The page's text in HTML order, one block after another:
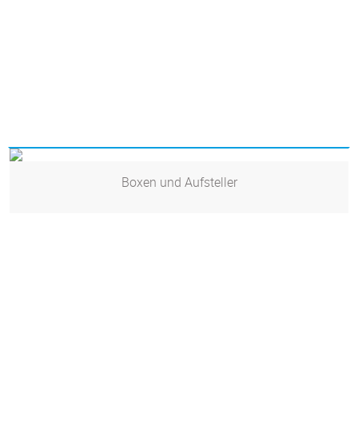
Boxen und Aufsteller